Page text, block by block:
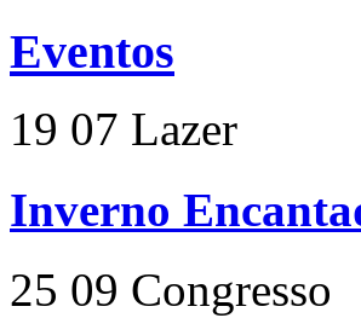
Eventos
19 07 Lazer
Inverno
25 09 Congresso